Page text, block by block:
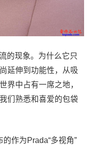
的现象。为什么它只
延伸到功能性，从吸
界中占有一席之地，
们熟悉和喜爱的包袋
作为Prada“多视角”